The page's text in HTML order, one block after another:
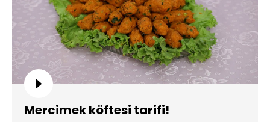
Mercimek köftesi tarifi!